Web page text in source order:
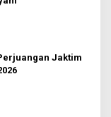
Jaktim